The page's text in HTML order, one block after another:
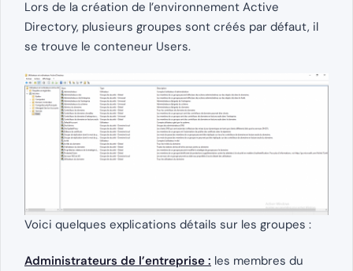
Lors de la création de l’environnement Active
Directory, plusieurs groupes sont créés par défaut, il
se trouve le conteneur Users.
Voici quelques explications détails sur les groupes :
Administrateurs de l’entreprise : les membres du